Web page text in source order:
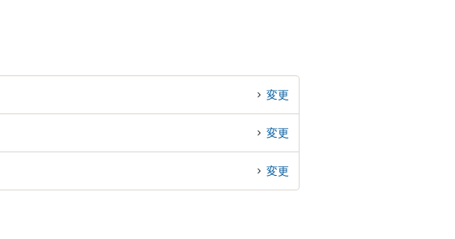
変更
変更
変更